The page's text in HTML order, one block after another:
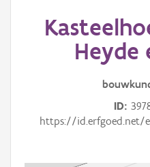
Erfgoedobject
AanduidingsobjectHeyde
ID
https://id.erfgoed.net/